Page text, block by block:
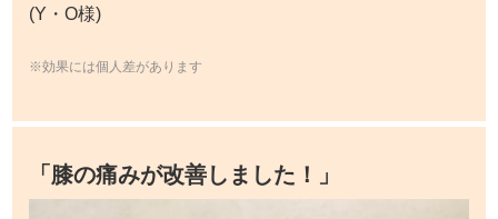
(Y・O様)
※効果には個人差があります
「膝の痛みが改善しました！」